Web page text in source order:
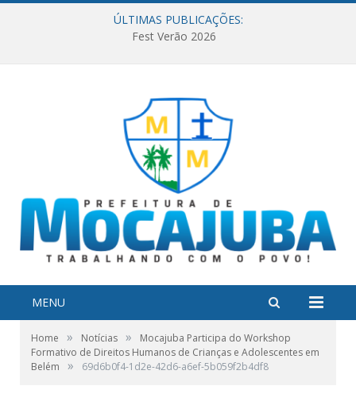
ÚLTIMAS PUBLICAÇÕES:
Fest Verão 2026
MENU
Home » Notícias »
Mocajuba Participa do Workshop
Formativo de Direitos Humanos de Crianças e Adolescentes em
Belém
» 69d6b0f4-1d2e-42d6-a6ef-5b059f2b4df8